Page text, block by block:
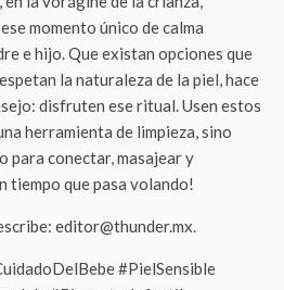
momento único de calma
e hijo. Que existan opciones que
la naturaleza de la piel, hace
disfruten ese ritual. Usen estos
herramienta de limpieza, sino
conectar, masajear y
tiempo que pasa volando!
editor@thunder.mx.
#PielSensible